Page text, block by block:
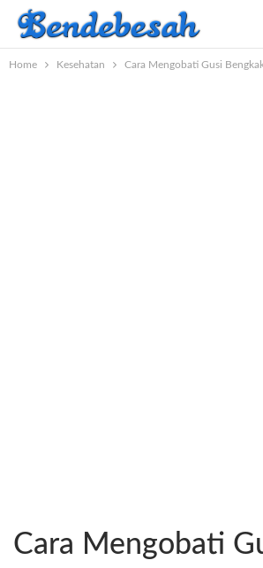
Home Kesehatan Cara Mengobati Gusi
Cara Mengobati